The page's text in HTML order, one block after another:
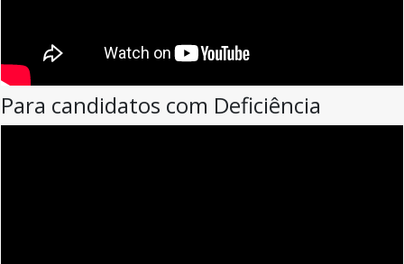
Para candidatos com Deficiência